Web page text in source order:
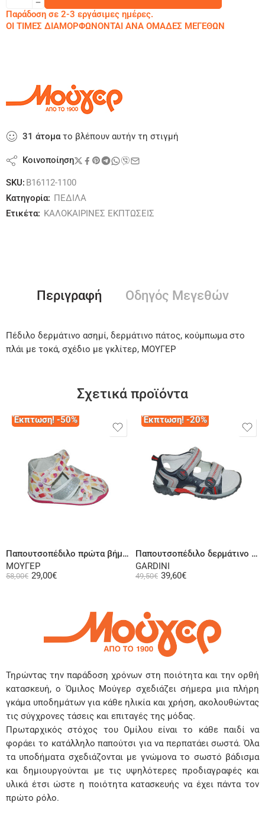
Παράδοση σε 2-3 εργάσιμες ημέρες.
ΟΙ ΤΙΜΕΣ ΔΙΑΜΟΡΦΩΝΟΝΤΑΙ ΑΝΑ ΟΜΑΔΕΣ ΜΕΓΕΘΩΝ
31 άτοματο βλέπουν αυτήν τη στιγμή
Κοινοποίηση
SKU: B16112-1100
Κατηγορία: ΠΕΔΙΛΑ
Ετικέτα: ΚΑΛΟΚΑΙΡΙΝΕΣ ΕΚΠΤΩΣΕΙΣ
Περιγραφή Οδηγός Μεγεθών
Πέδιλο δερμάτινο ασημί, δερμάτινο πάτος, κούμπωμα στο
πλάι με τοκά, σχέδιο με γκλίτερ, ΜΟΥΓΕΡ
Σχετικά προϊόντα
Έκπτωση! -50%
Παπουτσοπέδιλο πρώτα βήματα ψηλή φτέρνα δερμάτινο λουστρίνι πολύχρωμο
ΜΟΥΓΕΡ
58,00€ 29,00€
Έκπτωση! -20%
Παπουτσοπέδιλο δερμάτινο σε μπλε
GARDINI
49,50€ 39,60€
Τηρώντας την παράδοση χρόνων στη ποιότητα και την ορθή
κατασκευή, ο Όμιλος Μούγερ σχεδιάζει σήμερα μια πλήρη
γκάμα υποδημάτων για κάθε ηλικία και χρήση, ακολουθώντας
τις σύγχρονες τάσεις και επιταγές της μόδας.
Πρωταρχικός στόχος του Ομίλου είναι το κάθε παιδί να
φοράει το κατάλληλο παπούτσι για να περπατάει σωστά. Όλα
τα υποδήματα σχεδιάζονται με γνώμονα το σωστό βάδισμα
και δημιουργούνται με τις υψηλότερες προδιαγραφές και
υλικά έτσι ώστε η ποιότητα κατασκευής να έχει πάντα τον
πρώτο ρόλο.